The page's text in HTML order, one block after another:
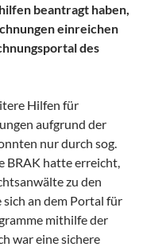
beantragt haben,
einreichen
des
Hilfen für
aufgrund der
nur durch sog.
BRAK hatte erreicht,
zu den
an dem Portal für
mithilfe der
war eine sichere